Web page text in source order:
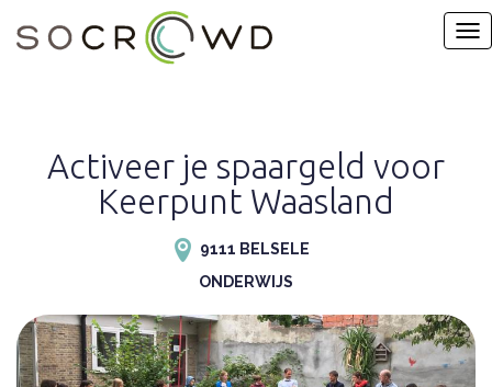
Activeer je spaargeld voor
Keerpunt Waasland
9111 BELSELE
ONDERWIJS